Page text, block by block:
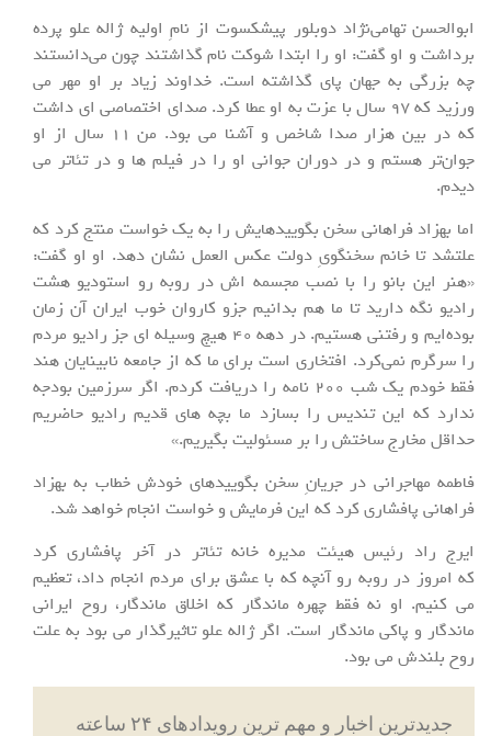
ابوالحسن تهامی‌نژاد دوبلور پیشکسوت از نامِ اولیه ژاله علو پرده
برداشت و او گفت: او را ابتدا شوکت نام گذاشتند چون می‌دانستند
چه بزرگی به جهان پای گذاشته است. خداوند زیاد بر او مهر می
ورزید که 97 سال با عزت به او عطا کرد. صدای اختصاصی ای داشت
که در بین هزار صدا شاخص و آشنا می بود. من 11 سال از او
جوان‌تر هستم و در دوران جوانی او را در فیلم ها و در تئاتر می
دیدم.
اما بهزاد فراهانی سخن بگویید‌هایش را به یک خواست منتج کرد که
علتشد تا خانم سخنگویِ دولت عکس العمل نشان دهد. او او گفت:
«هنر این بانو را با نصب مجسمه اش در روبه رو استودیو هشت
رادیو نگه دارید تا ما هم بدانیم جزو کاروان خوب ایران آن زمان
بوده‌ایم و رفتنی هستیم. در دهه 40 هیچ وسیله ای جز رادیو مردم
را سرگرم نمی‌کرد. افتخاری است برای ما که از جامعه نابینایان هند
فقط خودم یک شب 200 نامه را دریافت کردم. اگر سرزمین بودجه
ندارد که این تندیس را بسازد ما بچه های قدیم رادیو حاضریم
حداقل مخارج ساختش را بر مسئولیت بگیریم.»
فاطمه مهاجرانی در جریانِ سخن بگویید‌های خودش خطاب به بهزاد
فراهانی پافشاری کرد که این فرمایش و خواست انجام خواهد شد.
ایرج راد رئیس هیئت مدیره خانه تئاتر در آخر پافشاری کرد
که امروز در روبه رو آنچه که با عشق برای مردم انجام داد، تعظیم
می کنیم. او نه فقط چهره ماندگار که اخلاق ماندگار، روح ایرانی
ماندگار و پاکی ماندگار است. اگر ژاله علو تاثیرگذار می بود به علت
روح بلندش می بود.
جدیدترین اخبار و مهم ترین رویدادهای ۲۴ ساعته